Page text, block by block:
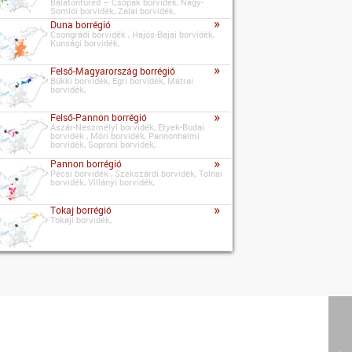
Somlói borvidék, Zalai borvidék,
Duna borrégió »
Csongrádi borvidék , Hajós-Bajai borvidék,
Kunsági borvidék,
Felső-Magyarország borrégió »
Bükki borvidék, Egri borvidék, Mátrai
borvidék,
Felső-Pannon borrégió »
Ászár-Neszmélyi borvidék, Etyek-Budai
borvidék , Móri borvidék, Pannonhalmi
borvidék, Soproni borvidék,
Pannon borrégió »
Pécsi borvidék , Szekszárdi borvidék, Tolnai
borvidék, Villányi borvidék,
Tokaj borrégió »
Tokaji borvidék,